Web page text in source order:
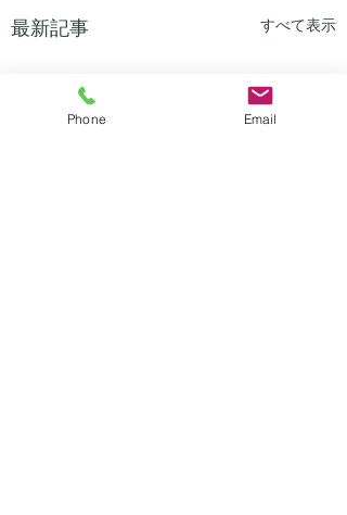
最新記事 すべて表示
Phone Email